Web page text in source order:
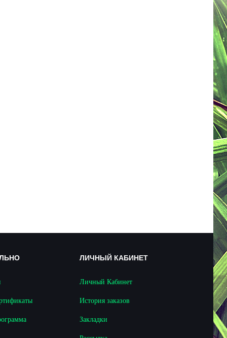
ЛИЧНЫЙ КАБИНЕТ
Личный Кабинет
История заказов
Закладки